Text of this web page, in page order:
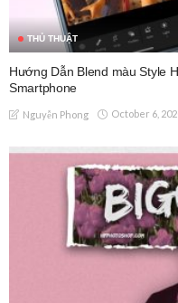
THỦ THUẬT
Hướng Dẫn Blend màu Style
Smartphone
Nguyễn Phong October 6,